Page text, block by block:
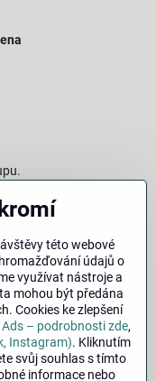
údaje.
údajů na webu.
této webové
údajů o
využívat nástroje a
mohou být předána
Cookies ke zlepšení
Ads – podrobnosti zde,
Instagram). Kliknutím
svůj souhlas s tímto
informace nebo